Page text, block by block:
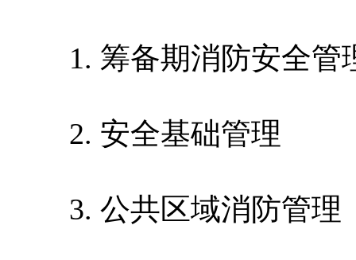
1. 筹备期消防安全管
2. 安全基础管理
3. 公共区域消防管理